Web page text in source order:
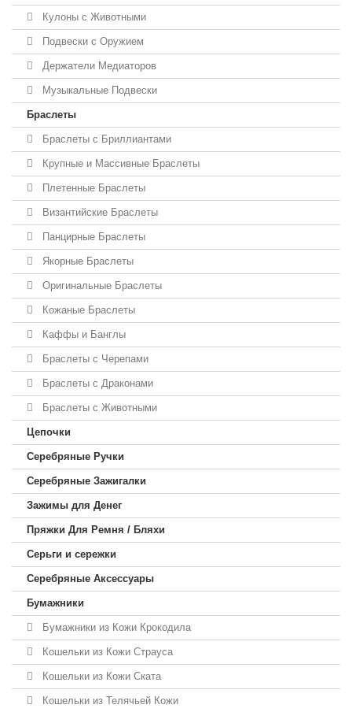
Кулоны с Животными
Подвески с Оружием
Держатели Медиаторов
Музыкальные Подвески
Браслеты
Браслеты с Бриллиантами
Крупные и Массивные Браслеты
Плетенные Браслеты
Византийские Браслеты
Панцирные Браслеты
Якорные Браслеты
Оригинальные Браслеты
Кожаные Браслеты
Каффы и Банглы
Браслеты с Черепами
Браслеты с Драконами
Браслеты с Животными
Цепочки
Серебряные Ручки
Серебряные Зажигалки
Зажимы для Денег
Пряжки Для Ремня / Бляхи
Серьги и сережки
Серебряные Аксессуары
Бумажники
Бумажники из Кожи Крокодила
Кошельки из Кожи Страуса
Кошельки из Кожи Ската
Кошельки из Телячьей Кожи